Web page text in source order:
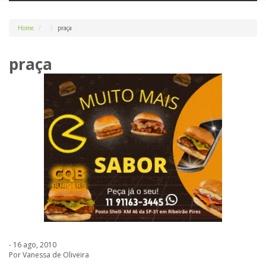
Home praça
praça
- 16 ago, 2010
Por Vanessa de Oliveira